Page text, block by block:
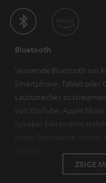
Bluetooth
Verwende Bluetooth um
Smartphone, Tablet oder
Lautsprecher zu
von YouTube, Apple
Speaker bieten eine
ZEIGE